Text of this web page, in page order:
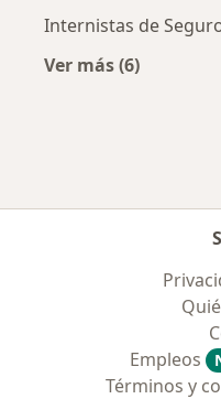
Internistas de
Ver más (6)
Empleos
Términos y